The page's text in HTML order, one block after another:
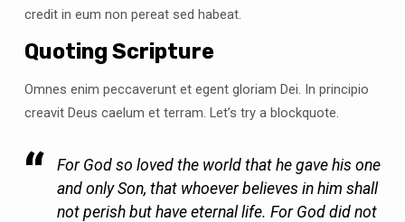
credit in eum non pereat sed habeat.
Quoting Scripture
Omnes enim peccaverunt et egent gloriam Dei. In principio
creavit Deus caelum et terram. Let’s try a blockquote.
For God so loved the world that he gave his one
and only Son, that whoever believes in him shall
not perish but have eternal life. For God did not